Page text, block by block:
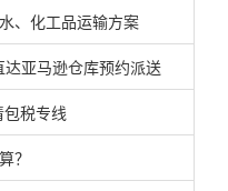
、化工品运输方案
亚马逊仓库预约派送
税专线
？